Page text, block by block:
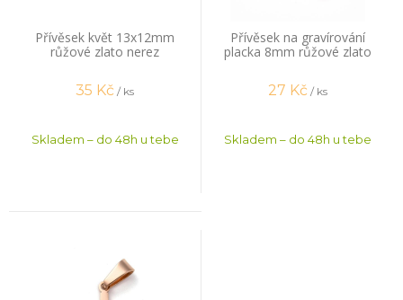
Přívěsek květ 13x12mm
růžové zlato nerez
35 Kč / ks
Skladem – do 48h u tebe
Přívěsek na gravírování
placka 8mm růžové zlato
27 Kč / ks
Skladem – do 48h u tebe